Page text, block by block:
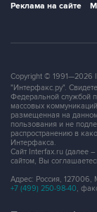
Реклама на сайте
Copyright © 1991—2026
"Интерфакс.ру".
Федеральной службой
массовых
размещенная на
пользования и не
распространению в
Интерфакса.
Сайт Interfax.ru (далее
сайтом, Вы
Адрес: Россия, 127006,
+7 (499) 250-98-40,